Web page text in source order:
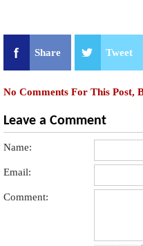
Share Tweet
No Comments For This Post,
Leave a Comment
Name:
Email:
Comment: